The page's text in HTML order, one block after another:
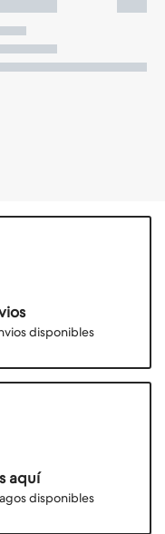
disponibles
aquí
disponibles